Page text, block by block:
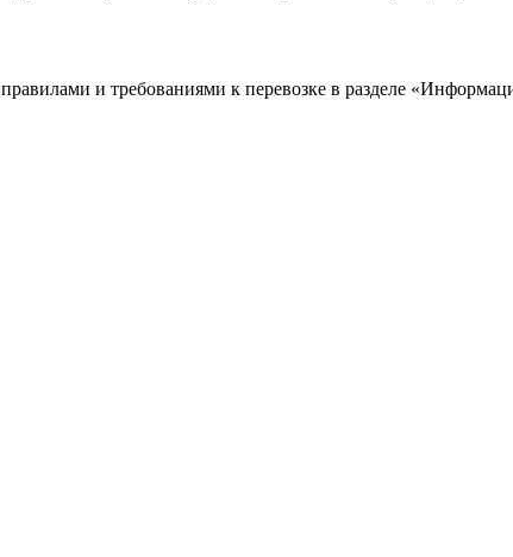
и требованиями к перевозке в разделе